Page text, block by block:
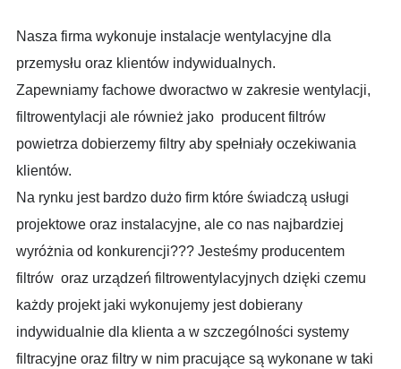
Nasza firma wykonuje instalacje wentylacyjne dla
przemysłu oraz klientów indywidualnych.
Zapewniamy fachowe dworactwo w zakresie wentylacji,
filtrowentylacji ale również jako producent filtrów
powietrza dobierzemy filtry aby spełniały oczekiwania
klientów.
Na rynku jest bardzo dużo firm które świadczą usługi
projektowe oraz instalacyjne, ale co nas najbardziej
wyróżnia od konkurencji??? Jesteśmy producentem
filtrów oraz urządzeń filtrowentylacyjnych dzięki czemu
każdy projekt jaki wykonujemy jest dobierany
indywidualnie dla klienta a w szczególności systemy
filtracyjne oraz filtry w nim pracujące są wykonane w taki